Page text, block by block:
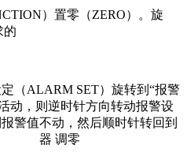
）置零（ZERO）。旋
的
定（ALARM SET）旋转到“报警
动，则逆时针方向转动报警设
警值不动，然后顺时针转回到
仪 器 调零